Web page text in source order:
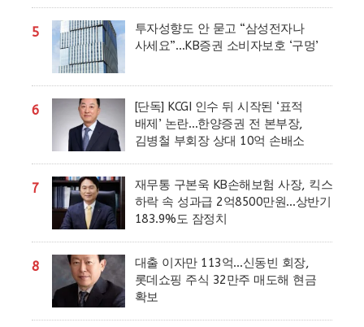
5
투자성향도 안 묻고 “삼성전자나
사세요”…KB증권 소비자보호 ‘구멍’
6
[단독] KCGI 인수 뒤 시작된 ‘표적
배제’ 논란…한양증권 전 본부장,
김병철 부회장 상대 10억 손배소
7
재무통 구본욱 KB손해보험 사장, 킥스
하락 속 성과급 2억8500만원…상반기
183.9%도 잠정치
8
대출 이자만 113억…신동빈 회장,
롯데쇼핑 주식 32만주 매도해 현금
확보